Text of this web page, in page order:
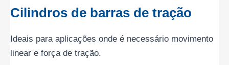
Cilindros de barras de tração
Ideais para aplicações onde é necessário movimento
linear e força de tração.